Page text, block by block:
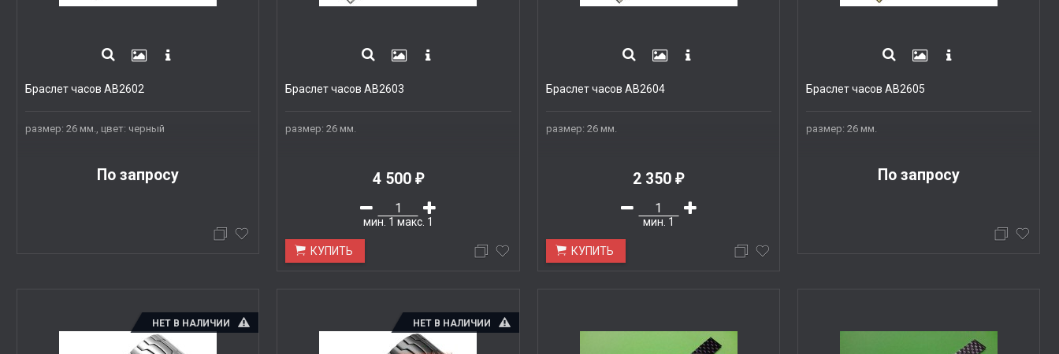
Браслет часов AB2602
размер: 26 мм., цвет: черный
По запросу
Браслет часов AB2603
размер: 26 мм.
4 500 ₽
мин. 1 макс. 1
КУПИТЬ
Браслет часов AB2604
размер: 26 мм.
2 350₽
мин. 1
КУПИТЬ
Браслет часов AB2605
размер: 26 мм.
По запросу
НЕТ В НАЛИЧИИ НЕТ В НАЛИЧИИ